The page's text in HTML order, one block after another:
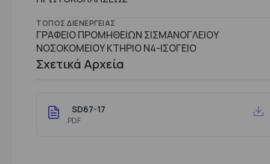
ΤΌΠΟΣ ΔΙΕΝΈΡΓΕΙΑΣ
ΓΡΑΦΕΙΟ ΠΡΟΜΗΘΕΙΩΝ ΣΙΣΜΑΝΟΓΛΕΙΟΥ
ΝΟΣΟΚΟΜΕΙΟΥ ΚΤHΡΙΟ Ν4-ΙΣΟΓΕΙΟ
Σχετικά Αρχεία
SD67-17
.PDF